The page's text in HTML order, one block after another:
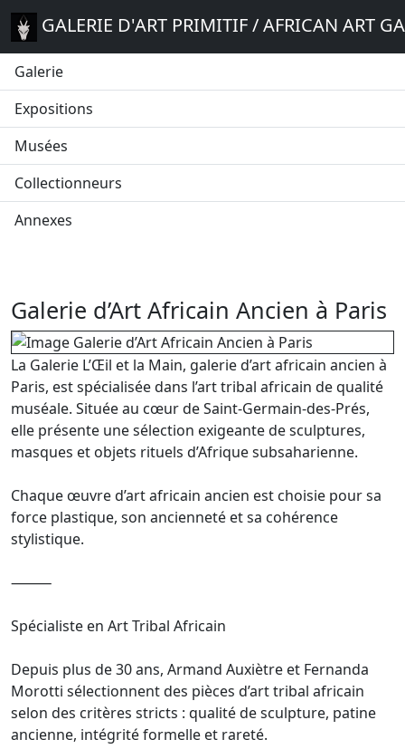
GALERIE D'ART PRIMITIF / AFRICAN ART
Galerie
Expositions
Musées
Collectionneurs
Annexes
Galerie d’Art Africain Ancien à Paris
La Galerie L’Œil et la Main, galerie d’art africain ancien à
Paris, est spécialisée dans l’art tribal africain de qualité
muséale. Située au cœur de Saint-Germain-des-Prés,
elle présente une sélection exigeante de sculptures,
masques et objets rituels d’Afrique subsaharienne.
Chaque œuvre d’art africain ancien est choisie pour sa
force plastique, son ancienneté et sa cohérence
stylistique.
⸻
Spécialiste en Art Tribal Africain
Depuis plus de 30 ans, Armand Auxiètre et Fernanda
Morotti sélectionnent des pièces d’art tribal africain
selon des critères stricts : qualité de sculpture, patine
ancienne, intégrité formelle et rareté.